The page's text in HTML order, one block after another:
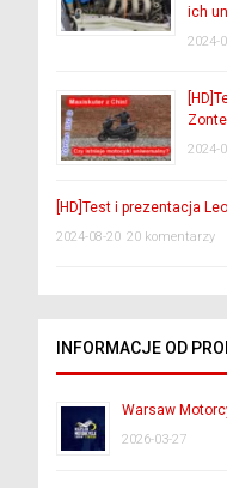
ich
2024-
2024-
[HD]Test i prezentacja
2024-08-20 20 komentarzy
INFORMACJE OD
Warsaw
2026-03-27